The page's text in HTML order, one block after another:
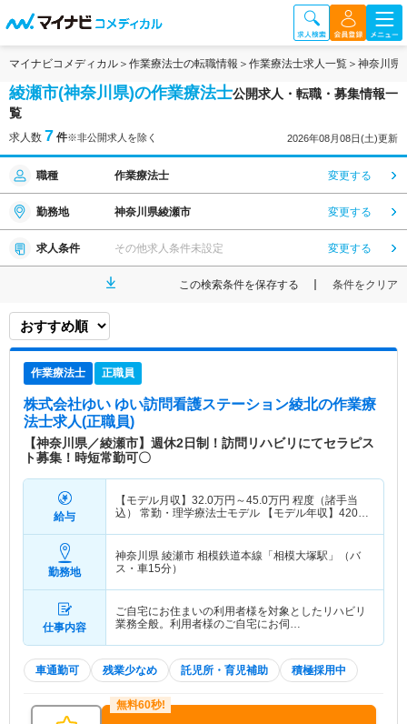
マイナビコメディカル 作業療法士の転職情報 作業療法士求人一覧 神奈川県
綾瀬市(神奈川県)の作業療法士公開求人・転職・募集情報一
覧
求人数 7 件※非公開求人を除く 2026年08月08日(土)更新
職種 作業療法士 変更する
勤務地 神奈川県綾瀬市 変更する
求人条件 その他求人条件未設定 変更する
この検索条件を保存する 条件をクリア
作業療法士 正職員
株式会社ゆい ゆい訪問看護ステーション綾北の作業療
法士求人(正職員)
【神奈川県／綾瀬市】週休2日制！訪問リハビリにてセラピス
ト募集！時短常勤可〇
給与
【モデル月収】 32.0万円～45.0万円 程度（諸手当
込） 常勤・理学療法士モデル 【モデル年収】 420万
デル
勤務地
神奈川県 綾瀬市 相模鉄道本線「相模大塚駅」（バ
ス・車15分）
仕事内容
ご自宅にお住まいの利用者様を対象としたリハビリ
業務全般。利用者様のご自宅にお伺…
車通勤可 残業少なめ 託児所・育児補助 積極採用中